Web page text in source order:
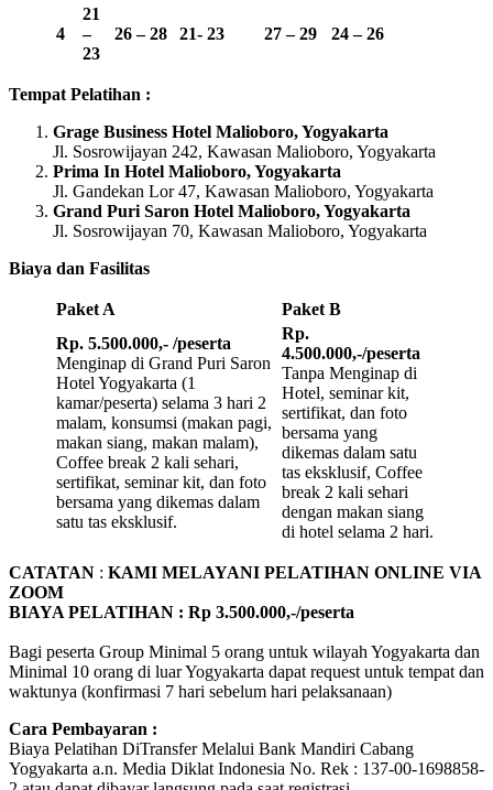
4
21
–
23
26 – 28 21- 23 27 – 29 24 – 26
Tempat Pelatihan :
Grage Business Hotel Malioboro, Yogyakarta
Jl. Sosrowijayan 242, Kawasan Malioboro, Yogyakarta
Prima In Hotel Malioboro, Yogyakarta
Jl. Gandekan Lor 47, Kawasan Malioboro, Yogyakarta
Grand Puri Saron Hotel Malioboro, Yogyakarta
Jl. Sosrowijayan 70, Kawasan Malioboro, Yogyakarta
Biaya dan Fasilitas
Paket A
Paket B
Rp. 5.500.000,- /peserta
Menginap di Grand Puri Saron
Hotel Yogyakarta (1
kamar/peserta) selama 3 hari 2
malam, konsumsi (makan pagi,
makan siang, makan malam),
Coffee break 2 kali sehari,
sertifikat, seminar kit, dan foto
bersama yang dikemas dalam
satu tas eksklusif.
Rp.
4.500.000,-/peserta
Tanpa Menginap di
Hotel, seminar kit,
sertifikat, dan foto
bersama yang
dikemas dalam satu
tas eksklusif, Coffee
break 2 kali sehari
dengan makan siang
di hotel selama 2 hari.
CATATAN : KAMI MELAYANI PELATIHAN ONLINE VIA
ZOOM
BIAYA PELATIHAN : Rp 3.500.000,-/peserta
Bagi peserta Group Minimal 5 orang untuk wilayah Yogyakarta dan
Minimal 10 orang di luar Yogyakarta dapat request untuk tempat dan
waktunya (konfirmasi 7 hari sebelum hari pelaksanaan)
Cara Pembayaran :
Biaya Pelatihan DiTransfer Melalui Bank Mandiri Cabang
Yogyakarta a.n. Media Diklat Indonesia No. Rek : 137-00-1698858-